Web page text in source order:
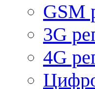
GSM
3G
4G